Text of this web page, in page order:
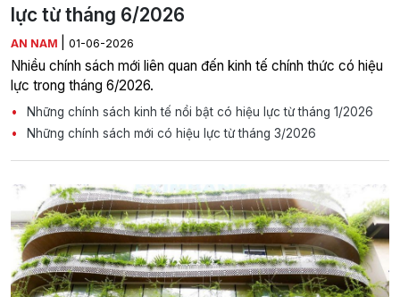
lực từ tháng 6/2026
AN NAM 01-06-2026
Nhiều chính sách mới liên quan đến kinh tế chính thức có hiệu
lực trong tháng 6/2026.
Những chính sách kinh tế nổi bật có hiệu lực từ tháng 1/2026
Những chính sách mới có hiệu lực từ tháng 3/2026